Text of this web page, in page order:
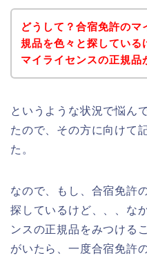
どうして？合宿免許のマ
規品を色々と探している
マイライセンスの正規品
というような状況で悩ん
たので、その方に向けて
た。
なので、もし、合宿免許
探しているけど、、、な
ンスの正規品をみつける
がいたら、一度合宿免許